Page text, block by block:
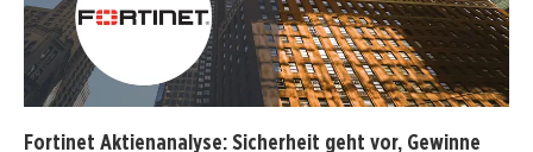
Fortinet Aktienanalyse: Sicherheit geht vor, Gewinne